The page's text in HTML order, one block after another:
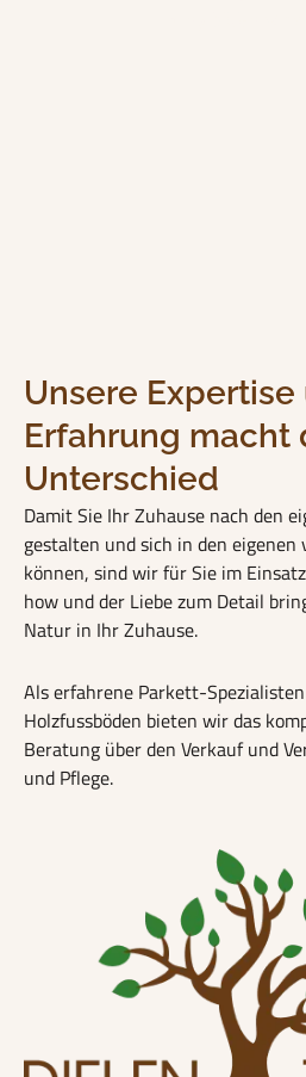
Unsere Expertise
Erfahrung macht
Unterschied
Damit Sie Ihr Zuhause nach den
gestalten und sich in den
können, sind wir für Sie im
how und der Liebe zum Detail
Natur in Ihr Zuhause.
Als erfahrene Parkett-
Holzfussböden bieten wir das
Beratung über den Verkauf und
und Pflege.